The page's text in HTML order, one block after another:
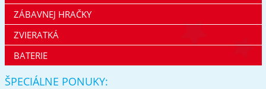
ZÁBAVNEJ HRAČKY
ZVIERATKÁ
BATERIE
ŠPECIÁLNE PONUKY: